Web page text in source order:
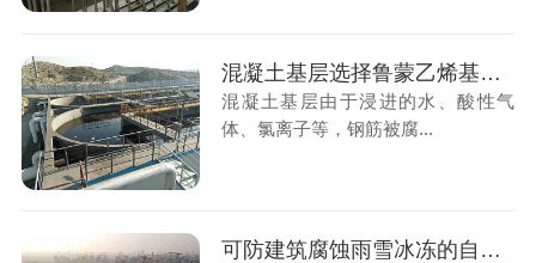
混凝土基层选择鲁蒙乙烯基酯复合防腐防水涂料
混凝土基层由于浸进的水、酸性气
体、氯离子等，钢筋被腐...
可防建筑腐蚀雨雪冰冻的自然灾害的鲁蒙​高分子树脂防水防腐涂料